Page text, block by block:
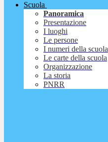
Scuola
Panoramica
Presentazione
I luoghi
Le persone
I numeri della scuola
Le carte della scuola
Organizzazione
La storia
PNRR